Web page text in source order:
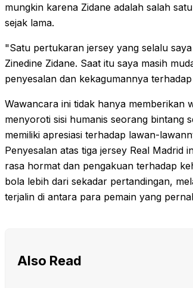
mungkin karena Zidane adalah salah
sejak lama.
"Satu pertukaran jersey yang selalu
Zinedine Zidane. Saat itu saya masih
penyesalan dan kekagumannya
Wawancara ini tidak hanya memberikan
menyoroti sisi humanis seorang bintang
memiliki apresiasi terhadap lawan-
Penyesalan atas tiga jersey Real Madrid
rasa hormat dan pengakuan terhadap
bola lebih dari sekadar pertandingan,
terjalin di antara para pemain yang
Also Read